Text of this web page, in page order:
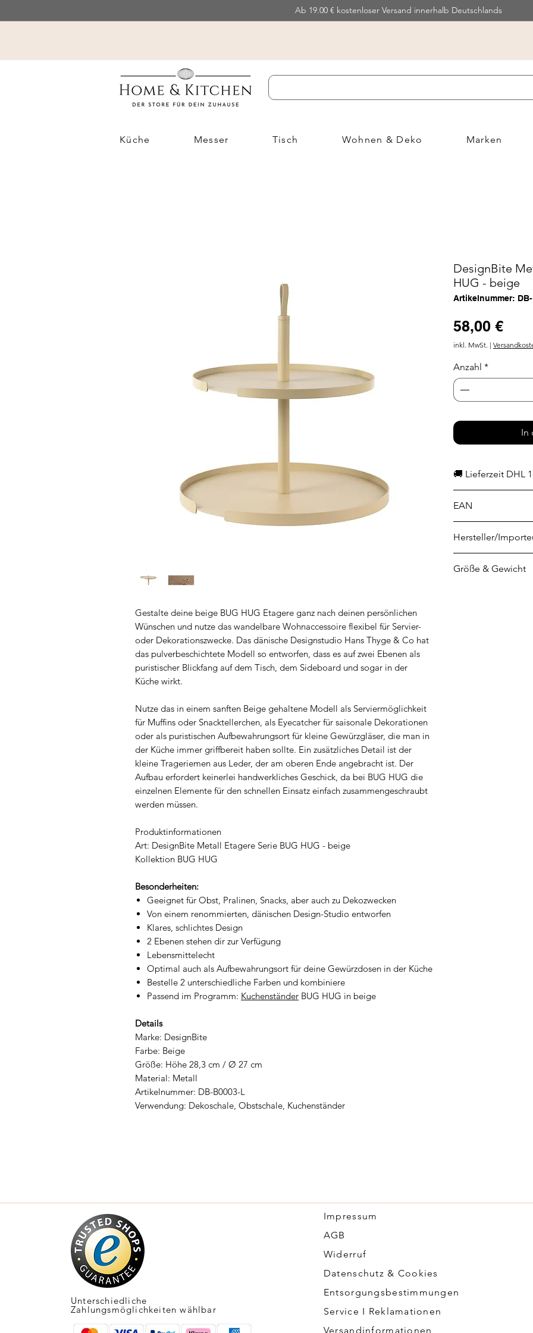
Ab 19.00 € kostenloser Versand innerhalb Deutschlands
Küche Messer Tisch Wohnen & Deko Marken
Gestalte deine beige BUG HUG Etagere ganz nach deinen persönlichen
Wünschen und nutze das wandelbare Wohnaccessoire flexibel für Servier-
oder Dekorationszwecke. Das dänische Designstudio Hans Thyge & Co hat
das pulverbeschichtete Modell so entworfen, dass es auf zwei Ebenen als
puristischer Blickfang auf dem Tisch, dem Sideboard und sogar in der
Küche wirkt.
Nutze das in einem sanften Beige gehaltene Modell als Serviermöglichkeit
für Muffins oder Snacktellerchen, als Eyecatcher für saisonale Dekorationen
oder als puristischen Aufbewahrungsort für kleine Gewürzgläser, die man in
der Küche immer griffbereit haben sollte. Ein zusätzliches Detail ist der
kleine Trageriemen aus Leder, der am oberen Ende angebracht ist. Der
Aufbau erfordert keinerlei handwerkliches Geschick, da bei BUG HUG die
einzelnen Elemente für den schnellen Einsatz einfach zusammengeschraubt
werden müssen.
Produktinformationen
Art: DesignBite Metall Etagere Serie BUG HUG - beige
Kollektion BUG HUG
Besonderheiten:
Geeignet für Obst, Pralinen, Snacks, aber auch zu Dekozwecken
Von einem renommierten, dänischen Design-Studio entworfen
Klares, schlichtes Design
2 Ebenen stehen dir zur Verfügung
Lebensmittelecht
Optimal auch als Aufbewahrungsort für deine Gewürzdosen in der Küche
Bestelle 2 unterschiedliche Farben und kombiniere
Passend im Programm: Kuchenständer BUG HUG in beige
Details
Marke: DesignBite
Farbe: Beige
Größe: Höhe 28,3 cm / Ø 27 cm
Material: Metall
Artikelnummer: DB-B0003-L
Verwendung: Dekoschale, Obstschale, Kuchenständer
DesignBite
HUG - beige
Artikelnummer:
58,00 €Preis
inkl. MwSt. |
Anzahl *
In
🚚 Lieferzeit DHL
EAN
Hersteller/
Spaarpot Oost 12
Größe & Gewicht
Unterschiedliche
Zahlungsmöglichkeiten wählbar
Impressum
​AGB
Widerruf
Datenschutz & Cookies
Entsorgungsbestimmungen
Service I Reklamationen
Versandinformationen